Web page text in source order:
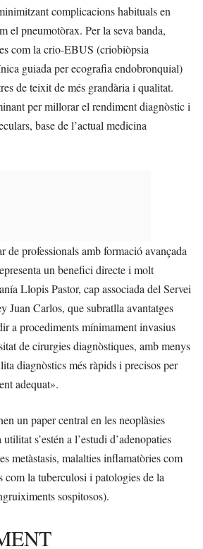
complicacions habituals en
el pneumotòrax. Per la seva banda,
com la crio-EBUS (criobiòpsia
guiada per ecografia endobronquial)
de teixit de més grandària i qualitat.
per millorar el rendiment diagnòstic i
base de l’actual medicina
de professionals amb formació avançada
un benefici directe i molt
Llopis Pastor, cap associada del Servei
Juan Carlos, que subratlla avantatges
a procediments mínimament invasius
de cirurgies diagnòstiques, amb menys
diagnòstics més ràpids i precisos per
adequat».
un paper central en les neoplàsies
s’estén a l’estudi d’adenopaties
metàstasis, malalties inflamatòries com
com la tuberculosi i patologies de la
sospitosos).